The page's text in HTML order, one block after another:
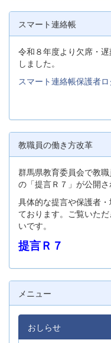
スマート連絡帳
令和８年度より欠席・
しました。
スマート連絡帳保護者
教職員の働き方改革
群馬県教育委員会で教
の「提言Ｒ７」が公開さ
具体的な提言や保護者
ております。ご覧いた
いです。
提言Ｒ７
メニュー
おしらせ